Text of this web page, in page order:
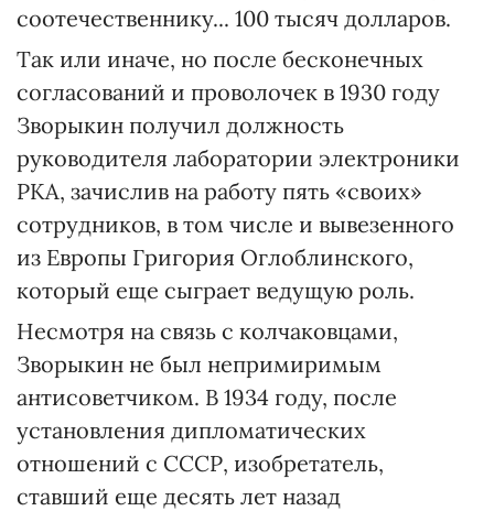
соотечественнику... 100 тысяч долларов.
Так или иначе, но после бесконечных
согласований и проволочек в 1930 году
Зворыкин получил должность
руководителя лаборатории электроники
РКА, зачислив на работу пять «своих»
сотрудников, в том числе и вывезенного
из Европы Григория Оглоблинского,
который еще сыграет ведущую роль.
Несмотря на связь с колчаковцами,
Зворыкин не был непримиримым
антисоветчиком. В 1934 году, после
установления дипломатических
отношений с СССР, изобретатель,
ставший еще десять лет назад